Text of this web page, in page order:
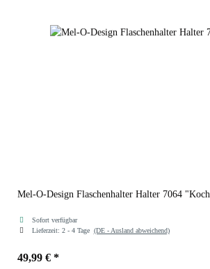
Mel-O-Design Flaschenhalter Halter 7064
Sofort verfügbar
Lieferzeit: 2 - 4 Tage (DE - Ausland abweichend)
49,99 € *